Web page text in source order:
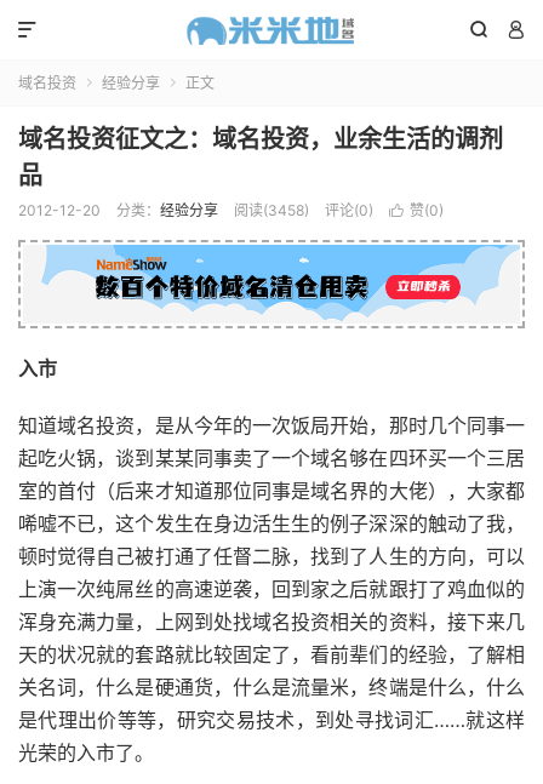
 

域名投资  经验分享  正文
域名投资征文之：域名投资，业余生活的调剂
品
2012-12-20 分类： 经验分享 阅读(3458) 评论(0)  赞(0)
入市
知道域名投资，是从今年的一次饭局开始，那时几个同事一
起吃火锅，谈到某某同事卖了一个域名够在四环买一个三居
室的首付（后来才知道那位同事是域名界的大佬），大家都
唏嘘不已，这个发生在身边活生生的例子深深的触动了我，
顿时觉得自己被打通了任督二脉，找到了人生的方向，可以
上演一次纯屌丝的高速逆袭，回到家之后就跟打了鸡血似的
浑身充满力量，上网到处找域名投资相关的资料，接下来几
天的状况就的套路就比较固定了，看前辈们的经验，了解相
关名词，什么是硬通货，什么是流量米，终端是什么，什么
是代理出价等等，研究交易技术，到处寻找词汇……就这样
光荣的入市了。